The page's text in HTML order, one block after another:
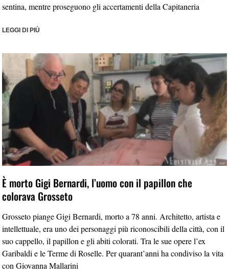
sentina, mentre proseguono gli accertamenti della Capitaneria
LEGGI DI PIÙ
È morto Gigi Bernardi, l’uomo con il papillon che
colorava Grosseto
Grosseto piange Gigi Bernardi, morto a 78 anni. Architetto, artista e
intellettuale, era uno dei personaggi più riconoscibili della città, con il
suo cappello, il papillon e gli abiti colorati. Tra le sue opere l’ex
Garibaldi e le Terme di Roselle. Per quarant’anni ha condiviso la vita
con Giovanna Mallarini